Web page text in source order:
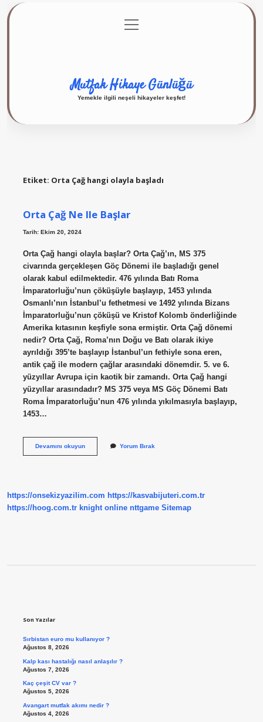
Gizlilik Politikası
menüyü
aç
Mutfak Hikaye Günlüğü
Yemekle ilgili neşeli hikayeler keşfet!
Etiket: Orta Çağ hangi olayla başladı
Orta Çağ Ne Ile Başlar
Tarih: Ekim 20, 2024
Orta Çağ hangi olayla başlar? Orta Çağ’ın, MS 375
civarında gerçekleşen Göç Dönemi ile başladığı genel
olarak kabul edilmektedir. 476 yılında Batı Roma
İmparatorluğu’nun çöküşüyle ​​başlayıp, 1453 yılında
Osmanlı’nın İstanbul’u fethetmesi ve 1492 yılında Bizans
İmparatorluğu’nun çöküşü ve Kristof Kolomb önderliğinde
Amerika kıtasının keşfiyle sona ermiştir. Orta Çağ dönemi
nedir? Orta Çağ, Roma’nın Doğu ve Batı olarak ikiye
ayrıldığı 395’te başlayıp İstanbul’un fethiyle sona eren,
antik çağ ile modern çağlar arasındaki dönemdir. 5. ve 6.
yüzyıllar Avrupa için kaotik bir zamandı. Orta Çağ hangi
yüzyıllar arasındadır? MS 375 veya MS Göç Dönemi Batı
Roma İmparatorluğu’nun 476 yılında yıkılmasıyla başlayıp,
1453…
Devamını okuyunOrta
Yorum Bırak
https://onsekizyazilim.com https://kasvabijuteri.com.tr
https://hoog.com.tr knight online nttgame Sitemap
Son Yazılar
Sırbistan euro mu kullanıyor ?
Ağustos 8, 2026
Kalp kası hastalığı nasıl anlaşılır ?
Ağustos 7, 2026
Kaç çeşit CV var ?
Ağustos 5, 2026
Avangart mutfak akımı nedir ?
Ağustos 4, 2026